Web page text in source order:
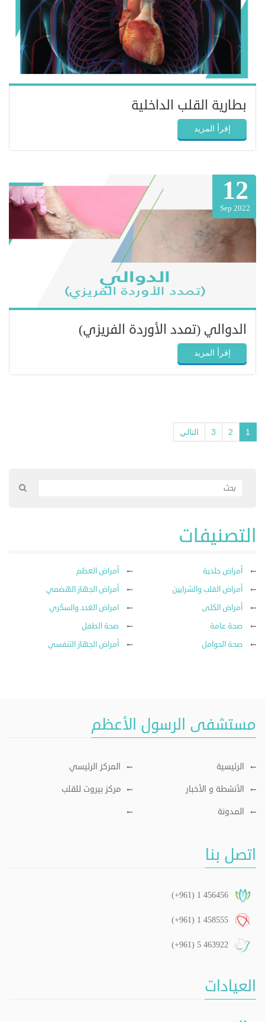
بطارية القلب الداخلية
إقرأ المزيد
12
Sep 2022
الدوالي (تمدد الأوردة الفريزي)
إقرأ المزيد
1
2
3 التالي
التصنيفات
أمراض جلدية
أمراض العظم
أمراض القلب والشرايين
أمراض الجهاز الهضمي
أمراض الكلى
امراض الغدد والسكري
صحة عامة
صحة الطفل
صحة الحوامل
أمراض الجهاز التنفسي
مستشفى الرسول الأعظم
الرئيسية
المركز الرئيسي
الأنشطة و الأخبار
مركز بيروت للقلب
المدونة
اتصل بنا
(+961) 1 456456
(+961) 1 458555
(+961) 5 463922
العيادات